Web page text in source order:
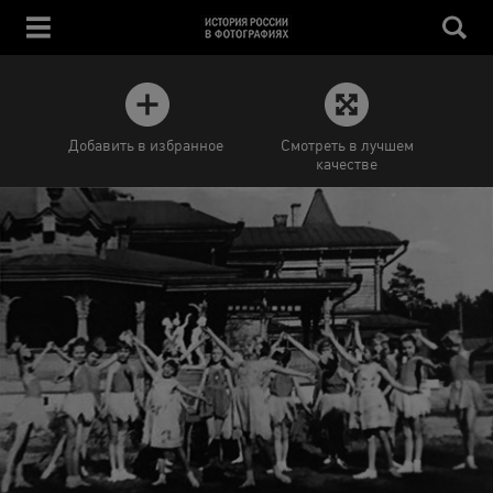
Добавить в избранное
Смотреть в лучшем
качестве